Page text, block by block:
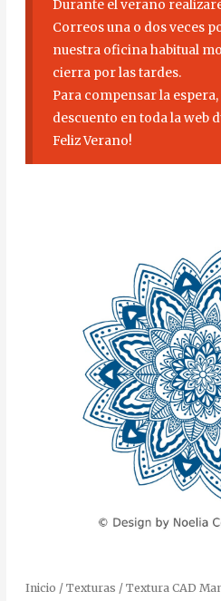
Durante el verano
Correos una o dos veces
nuestra oficina habitual
cierra por las tardes.
Para compensar la
descuento en toda la web
Feliz Verano!
Inicio / Texturas / Textura CAD